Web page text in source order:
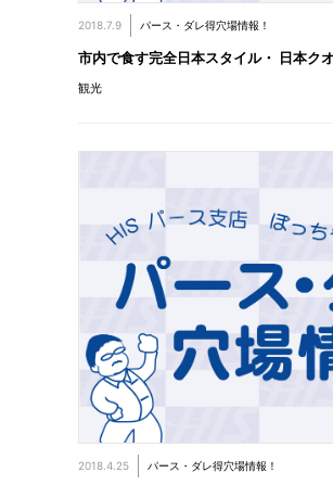
2018.7.9 パース・ダレ得穴場情報！
市内で食す完全日本スタイル・ 日本ク
観光
2018.4.25 パース・ダレ得穴場情報！